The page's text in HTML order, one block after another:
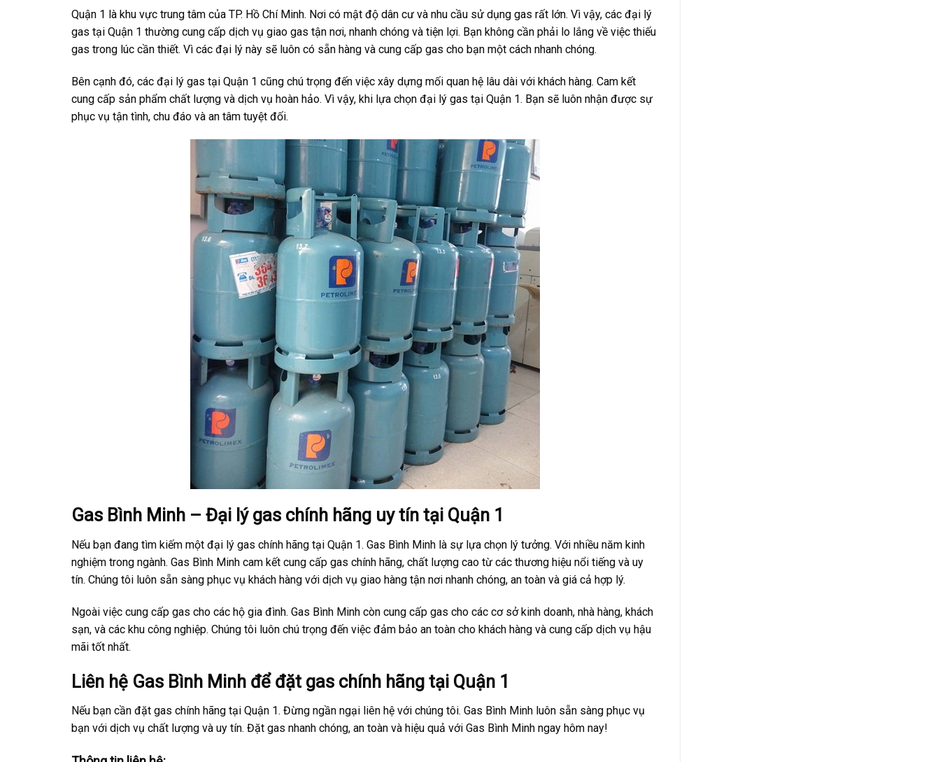
Quận 1 là khu vực trung tâm của TP. Hồ Chí Minh. Nơi có mật độ dân cư và nhu cầu sử dụng gas rất lớn. Vì vậy, các đại lý
gas tại Quận 1 thường cung cấp dịch vụ giao gas tận nơi, nhanh chóng và tiện lợi. Bạn không cần phải lo lắng về việc thiếu
gas trong lúc cần thiết. Vì các đại lý này sẽ luôn có sẵn hàng và cung cấp gas cho bạn một cách nhanh chóng.
Bên cạnh đó, các đại lý gas tại Quận 1 cũng chú trọng đến việc xây dựng mối quan hệ lâu dài với khách hàng. Cam kết
cung cấp sản phẩm chất lượng và dịch vụ hoàn hảo. Vì vậy, khi lựa chọn đại lý gas tại Quận 1. Bạn sẽ luôn nhận được sự
phục vụ tận tình, chu đáo và an tâm tuyệt đối.
Gas Bình Minh – Đại lý gas chính hãng uy tín tại Quận 1
Nếu bạn đang tìm kiếm một đại lý gas chính hãng tại Quận 1. Gas Bình Minh là sự lựa chọn lý tưởng. Với nhiều năm kinh
nghiệm trong ngành. Gas Bình Minh cam kết cung cấp gas chính hãng, chất lượng cao từ các thương hiệu nổi tiếng và uy
tín. Chúng tôi luôn sẵn sàng phục vụ khách hàng với dịch vụ giao hàng tận nơi nhanh chóng, an toàn và giá cả hợp lý.
Ngoài việc cung cấp gas cho các hộ gia đình. Gas Bình Minh còn cung cấp gas cho các cơ sở kinh doanh, nhà hàng, khách
sạn, và các khu công nghiệp. Chúng tôi luôn chú trọng đến việc đảm bảo an toàn cho khách hàng và cung cấp dịch vụ hậu
mãi tốt nhất.
Liên hệ Gas Bình Minh để đặt gas chính hãng tại Quận 1
Nếu bạn cần đặt gas chính hãng tại Quận 1. Đừng ngần ngại liên hệ với chúng tôi. Gas Bình Minh luôn sẵn sàng phục vụ
bạn với dịch vụ chất lượng và uy tín. Đặt gas nhanh chóng, an toàn và hiệu quả với Gas Bình Minh ngay hôm nay!